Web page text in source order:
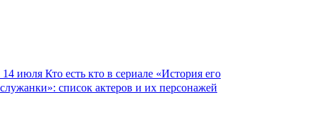
14 июля Кто есть кто в сериале «История его
служанки»: список актеров и их персонажей